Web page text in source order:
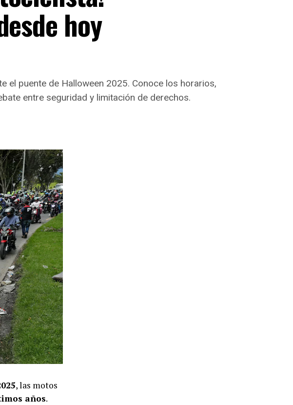
hoy
el puente de Halloween 2025. Conoce los horarios,
entre seguridad y limitación de derechos.
, las motos
años.